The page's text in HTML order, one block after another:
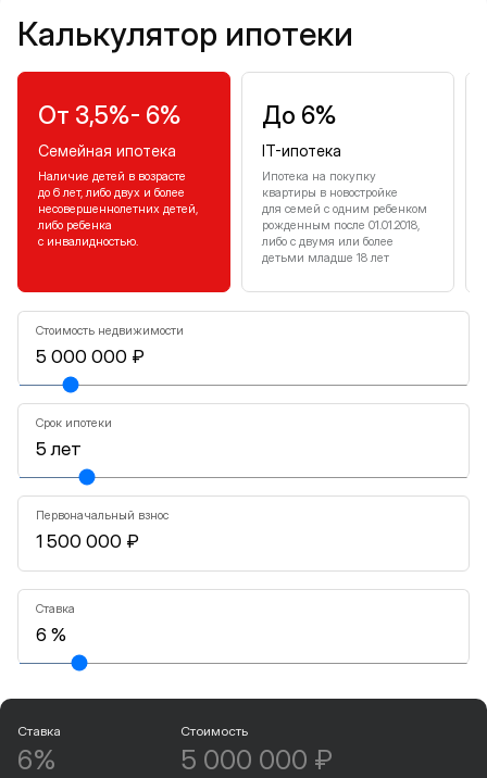
Калькулятор ипотеки
От 3,5%- 6%
Семейная ипотека
Наличие детей в возрасте
до 6 лет, либо двух и более
несовершеннолетних детей,
либо ребенка
с инвалидностью.
До 6%
IT-ипотека
Ипотека на покупку
квартиры в новостройке
для семей с одним ребенком
рожденным после 01.01.2018,
либо с двумя или более
детьми младше 18 лет
Стоимость недвижимости
Срок ипотеки
Первоначальный взнос
Ставка
Ставка
6%
Стоимость
5 000 000 ₽